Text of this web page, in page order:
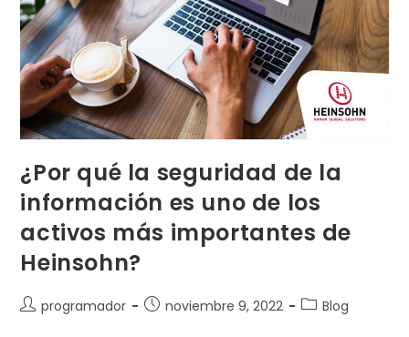
¿Por qué la seguridad de la
información es uno de los
activos más importantes de
Heinsohn?
programador noviembre 9, 2022 Blog